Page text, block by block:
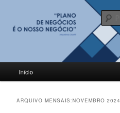
BLOG M.Stortti
principal
Início
ARQUIVO MENSAIS:NOVEMBRO 2024